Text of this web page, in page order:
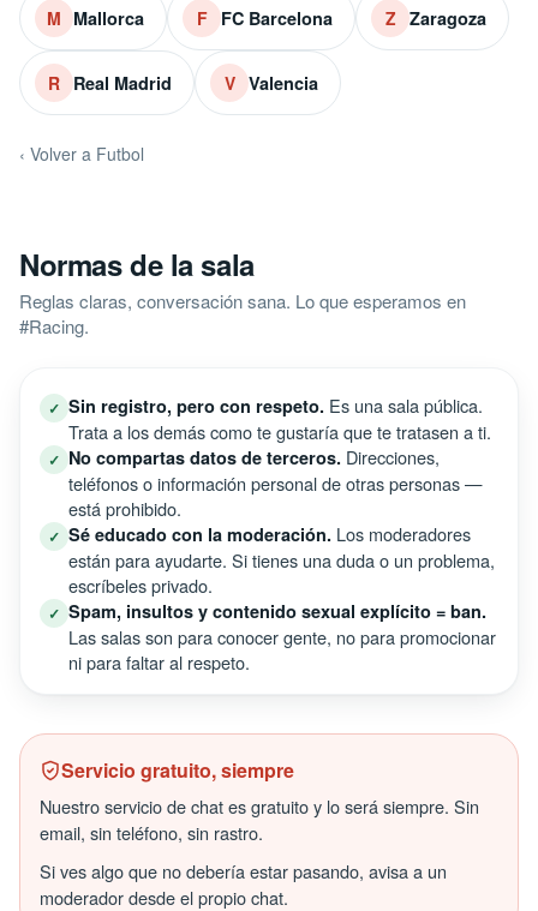
M Mallorca F FC Barcelona Z Zaragoza
R Real Madrid V Valencia
‹ Volver a Futbol
Normas de la sala
Reglas claras, conversación sana. Lo que esperamos en
#Racing.
✓ Sin registro, pero con respeto. Es una sala pública.
Trata a los demás como te gustaría que te tratasen a ti.
✓ No compartas datos de terceros. Direcciones,
teléfonos o información personal de otras personas —
está prohibido.
✓ Sé educado con la moderación. Los moderadores
están para ayudarte. Si tienes una duda o un problema,
escríbeles privado.
✓ Spam, insultos y contenido sexual explícito = ban.
Las salas son para conocer gente, no para promocionar
ni para faltar al respeto.
Servicio gratuito, siempre
Nuestro servicio de chat es gratuito y lo será siempre. Sin
email, sin teléfono, sin rastro.
Si ves algo que no debería estar pasando, avisa a un
moderador desde el propio chat.